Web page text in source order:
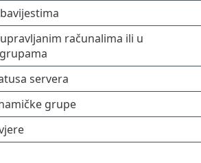
računalima ili u
servera
grupe